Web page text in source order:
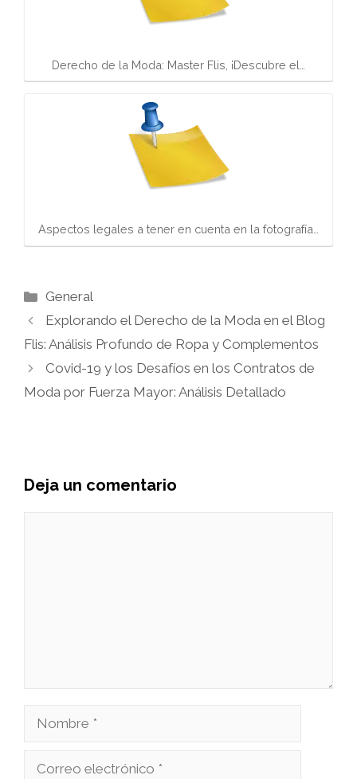
Derecho de la Moda: Master Flis, ¡Descubre el…
Aspectos legales a tener en cuenta en la fotografía…
Categorías
General
Explorando el Derecho de la Moda en el Blog
Flis: Análisis Profundo de Ropa y Complementos
Covid-19 y los Desafíos en los Contratos de
Moda por Fuerza Mayor: Análisis Detallado
Deja un comentario
Nombre
Correo